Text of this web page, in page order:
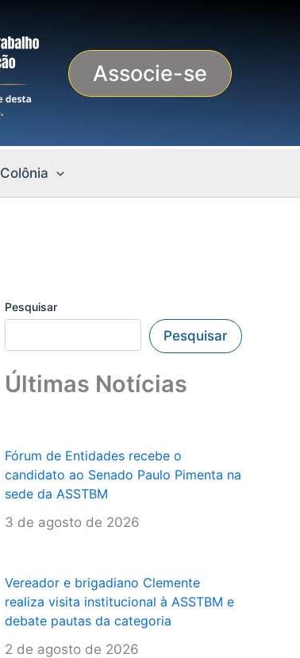
Associe-se
Colônia
Pesquisar
Pesquisar
Últimas Notícias
Fórum de Entidades recebe o
candidato ao Senado Paulo Pimenta na
sede da ASSTBM
3 de agosto de 2026
Vereador e brigadiano Clemente
realiza visita institucional à ASSTBM e
debate pautas da categoria
2 de agosto de 2026